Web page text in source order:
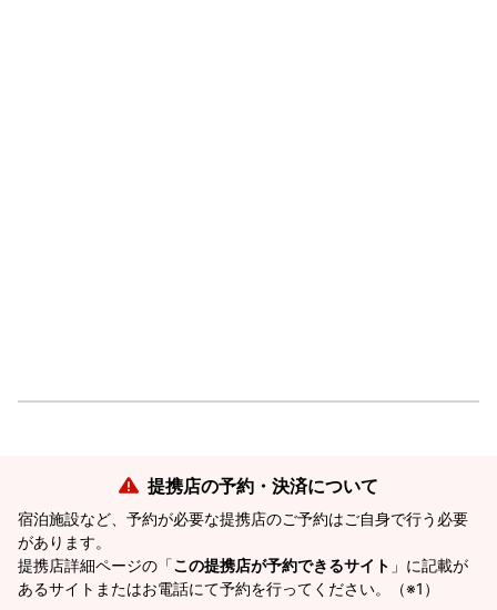
提携店の予約・決済について
宿泊施設など、予約が必要な提携店のご予約はご自身で行う必要
があります。
提携店詳細ページの「この提携店が予約できるサイト 」に記載が
あるサイトまたはお電話にて予約を行ってください。（※1）